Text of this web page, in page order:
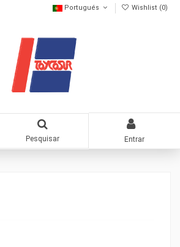
Portugués Wishlist (0)
Pesquisar Entrar